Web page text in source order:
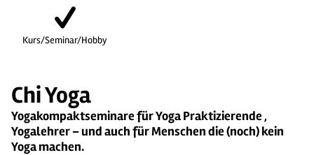
Kurs/Seminar/Hobby
Chi Yoga
Yogakompaktseminare für Yoga Praktizierende ,
Yogalehrer – und auch für Menschen die (noch) kein
Yoga machen.